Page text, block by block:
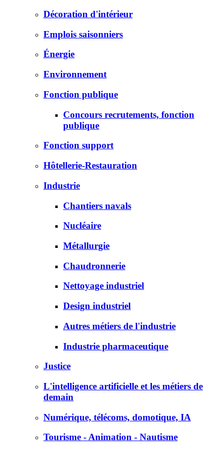
Décoration d'intérieur
Emplois saisonniers
Énergie
Environnement
Fonction publique
Concours recrutements, fonction
publique
Fonction support
Hôtellerie-Restauration
Industrie
Chantiers navals
Nucléaire
Métallurgie
Chaudronnerie
Nettoyage industriel
Design industriel
Autres métiers de l'industrie
Industrie pharmaceutique
Justice
L'intelligence artificielle et les métiers de
demain
Numérique, télécoms, domotique, IA
Tourisme - Animation - Nautisme